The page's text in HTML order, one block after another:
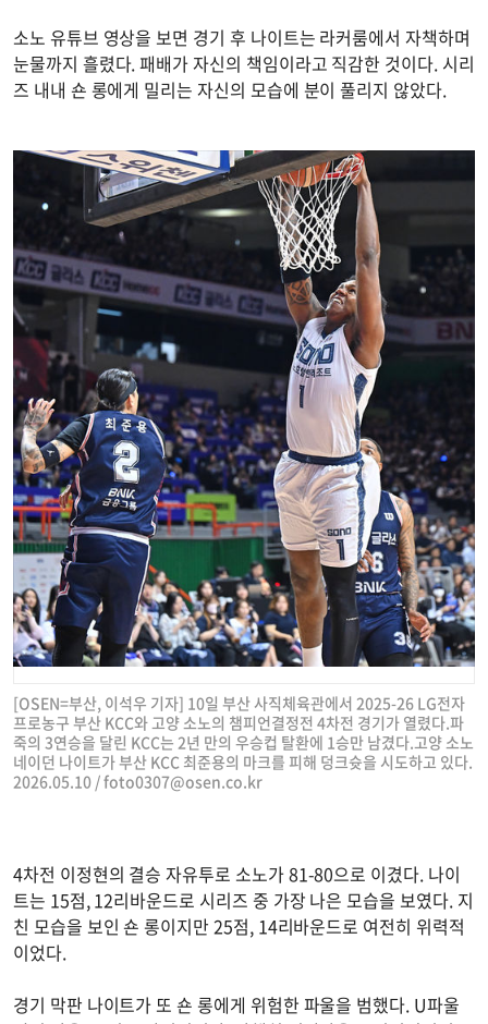
소노 유튜브 영상을 보면 경기 후 나이트는 라커룸에서 자책하며
눈물까지 흘렸다. 패배가 자신의 책임이라고 직감한 것이다. 시리
즈 내내 숀 롱에게 밀리는 자신의 모습에 분이 풀리지 않았다.
[OSEN=부산, 이석우 기자] 10일 부산 사직체육관에서 2025-26 LG전자
프로농구 부산 KCC와 고양 소노의 챔피언결정전 4차전 경기가 열렸다.파
죽의 3연승을 달린 KCC는 2년 만의 우승컵 탈환에 1승만 남겼다.고양 소노
네이던 나이트가 부산 KCC 최준용의 마크를 피해 덩크슛을 시도하고 있다.
2026.05.10 /foto0307@osen.co.kr
4차전 이정현의 결승 자유투로 소노가 81-80으로 이겼다. 나이
트는 15점, 12리바운드로 시리즈 중 가장 나은 모습을 보였다. 지
친 모습을 보인 숀 롱이지만 25점, 14리바운드로 여전히 위력적
이었다.
경기 막판 나이트가 또 숀 롱에게 위험한 파울을 범했다. U파울